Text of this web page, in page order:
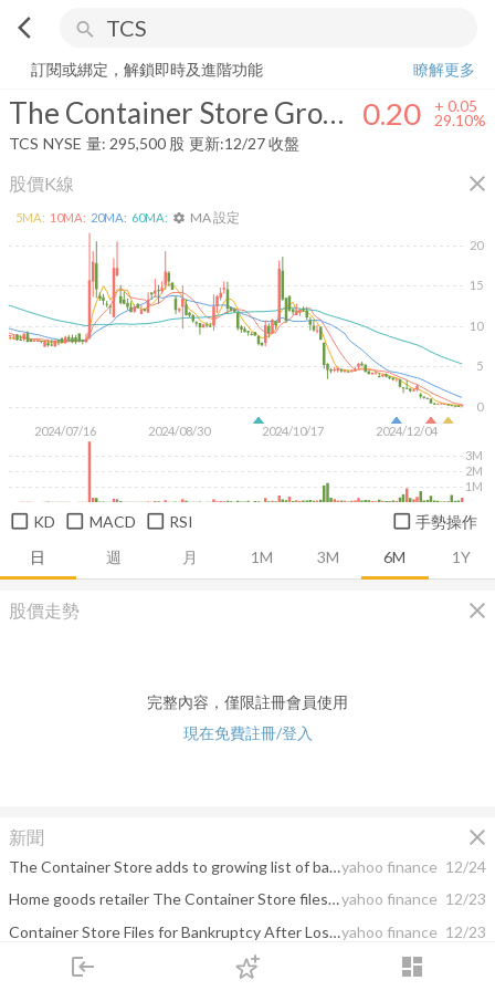
arrow_back_ios search
login dashboard
下單
The Container Store Group, Inc.
訂閱或綁定，解鎖即時及進階功能
瞭解更多
The Container Store Group, Inc. 0.20 + 0.05
29.10%
TCS NYSE 量: 295,500 股 更新:12/27 收盤
股價K線 close
日 週 月 1M 3M 6M 1Y
2024/07/16 2024/08/30 2024/10/17 2024/12/04
0
5
10
15
20
1M
2M
3M
5MA: 10MA: 20MA: 60MA: settings MA 設定
KD MACD RSI 手勢操作
股價走勢 close
完整內容，僅限註冊會員使用
現在免費註冊/登入
新聞 close
The Container Store adds to growing list of bankruptcies in 2024yahoo finance 12/24
Home goods retailer The Container Store files for bankruptcy protectionyahoo finance 12/23
Container Store Files for Bankruptcy After Losses Pile Upyahoo finance 12/23
yahoo finance